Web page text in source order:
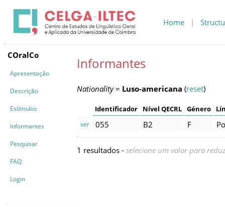
Home |
COralCo
Apresentação
Descrição
Estímulos
Informantes
Pesquisar
FAQ
Login
Informantes
Nationality= Luso-americana (reset)
Identificador Nível QECRL Género
ver 055 B2 F
1 resultados - selecione um valor para